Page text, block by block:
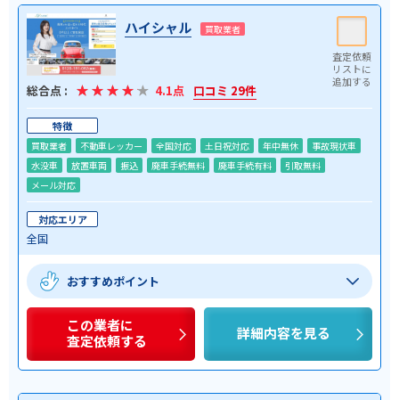
ハイシャル 買取業者
総合点 : 4.1点 口コミ 29件
特徴
買取業者 不動車レッカー 全国対応 土日祝対応 年中無休
事故現状車
水没車
放置車両 振込 廃車手続無料 廃車手続有料
引取無料
メール対応
対応エリア
全国
おすすめポイント
この業者に
査定依頼する
詳細内容を見る